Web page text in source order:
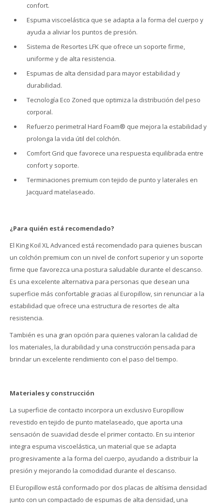
confort.
Espuma viscoelástica que se adapta a la forma del cuerpo y
ayuda a aliviar los puntos de presión.
Sistema de Resortes LFK que ofrece un soporte firme,
uniforme y de alta resistencia.
Espumas de alta densidad para mayor estabilidad y
durabilidad.
Tecnología Eco Zoned que optimiza la distribución del peso
corporal.
Refuerzo perimetral Hard Foam® que mejora la estabilidad y
prolonga la vida útil del colchón.
Comfort Grid que favorece una respuesta equilibrada entre
confort y soporte.
Terminaciones premium con tejido de punto y laterales en
Jacquard matelaseado.
¿Para quién está recomendado?
El King Koil XL Advanced está recomendado para quienes buscan
un colchón premium con un nivel de confort superior y un soporte
firme que favorezca una postura saludable durante el descanso.
Es una excelente alternativa para personas que desean una
superficie más confortable gracias al Europillow, sin renunciar a la
estabilidad que ofrece una estructura de resortes de alta
resistencia.
También es una gran opción para quienes valoran la calidad de
los materiales, la durabilidad y una construcción pensada para
brindar un excelente rendimiento con el paso del tiempo.
Materiales y construcción
La superficie de contacto incorpora un exclusivo Europillow
revestido en tejido de punto matelaseado, que aporta una
sensación de suavidad desde el primer contacto. En su interior
integra espuma viscoelástica, un material que se adapta
progresivamente a la forma del cuerpo, ayudando a distribuir la
presión y mejorando la comodidad durante el descanso.
El Europillow está conformado por dos placas de altísima densidad
junto con un compactado de espumas de alta densidad, una